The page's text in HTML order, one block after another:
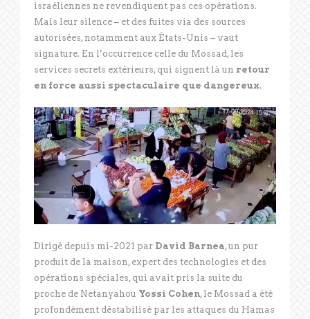
israéliennes ne revendiquent pas ces opérations.
Mais leur silence – et des fuites via des sources
autorisées, notamment aux États-Unis – vaut
signature. En l’occurrence celle du Mossad, les
services secrets extérieurs, qui signent là un retour
en force aussi spectaculaire que dangereux.
Dirigé depuis mi-2021 par David Barnea, un pur
produit de la maison, expert des technologies et des
opérations spéciales, qui avait pris la suite du
proche de Netanyahou Yossi Cohen, le Mossad a été
profondément déstabilisé par les attaques du Hamas